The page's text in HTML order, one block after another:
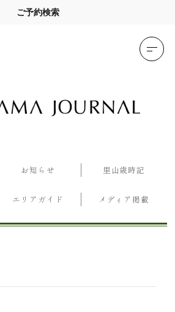
ご予約検索
お知らせ 里山歳時記
エリアガイド メディア掲載